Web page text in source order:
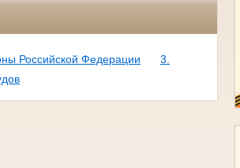
Российской Федерации
3.